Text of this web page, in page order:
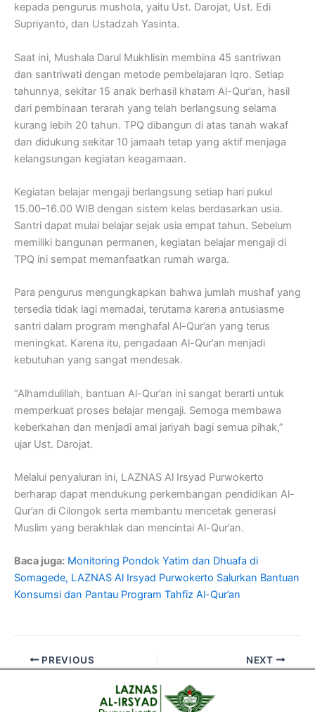
kepada pengurus mushola, yaitu Ust. Darojat, Ust. Edi
Supriyanto, dan Ustadzah Yasinta.
Saat ini, Mushala Darul Mukhlisin membina 45 santriwan
dan santriwati dengan metode pembelajaran Iqro. Setiap
tahunnya, sekitar 15 anak berhasil khatam Al-Qur’an, hasil
dari pembinaan terarah yang telah berlangsung selama
kurang lebih 20 tahun. TPQ dibangun di atas tanah wakaf
dan didukung sekitar 10 jamaah tetap yang aktif menjaga
kelangsungan kegiatan keagamaan.
Kegiatan belajar mengaji berlangsung setiap hari pukul
15.00–16.00 WIB dengan sistem kelas berdasarkan usia.
Santri dapat mulai belajar sejak usia empat tahun. Sebelum
memiliki bangunan permanen, kegiatan belajar mengaji di
TPQ ini sempat memanfaatkan rumah warga.
Para pengurus mengungkapkan bahwa jumlah mushaf yang
tersedia tidak lagi memadai, terutama karena antusiasme
santri dalam program menghafal Al-Qur’an yang terus
meningkat. Karena itu, pengadaan Al-Qur’an menjadi
kebutuhan yang sangat mendesak.
“Alhamdulillah, bantuan Al-Qur’an ini sangat berarti untuk
memperkuat proses belajar mengaji. Semoga membawa
keberkahan dan menjadi amal jariyah bagi semua pihak,”
ujar Ust. Darojat.
Melalui penyaluran ini, LAZNAS Al Irsyad Purwokerto
berharap dapat mendukung perkembangan pendidikan Al-
Qur’an di Cilongok serta membantu mencetak generasi
Muslim yang berakhlak dan mencintai Al-Qur’an.
Baca juga: Monitoring Pondok Yatim dan Dhuafa di
Somagede, LAZNAS Al Irsyad Purwokerto Salurkan Bantuan
Konsumsi dan Pantau Program Tahfiz Al-Qur’an
PREVIOUS NEXT